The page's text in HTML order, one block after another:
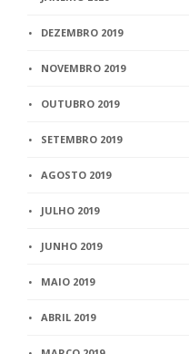
DEZEMBRO 2019
NOVEMBRO 2019
OUTUBRO 2019
SETEMBRO 2019
AGOSTO 2019
JULHO 2019
JUNHO 2019
MAIO 2019
ABRIL 2019